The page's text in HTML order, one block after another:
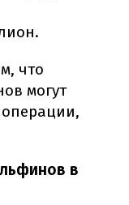
что
могут
в